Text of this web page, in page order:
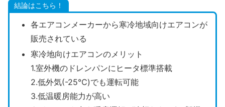
結論はこちら！
各エアコンメーカーから寒冷地域向けエアコンが
販売されている
寒冷地向けエアコンのメリット
1.室外機のドレンパンにヒータ標準搭載
2.低外気(-25℃)でも運転可能
3.低温暖房能力が高い